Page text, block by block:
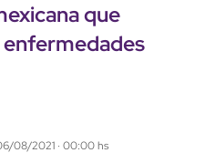
que
08/2021 · 00:00 hs